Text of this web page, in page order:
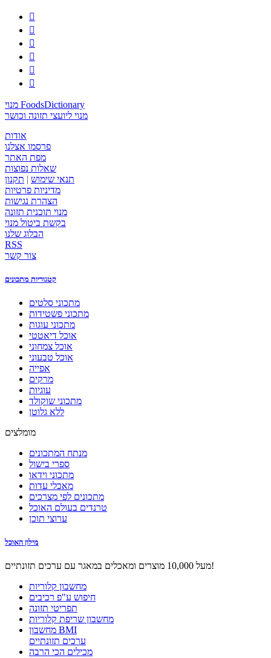






מנוי FoodsDictionary
מנוי ליועצי תזונה וכושר
אודות
פרסמו אצלנו
מפת האתר
שאלות נפוצות
תנאי שימוש | תקנון
מדיניות פרטיות
הצהרת נגישות
מנוי תוכנית תזונה
בקשת ביטול מנוי
הבלוג שלנו
RSS
צור קשר
קטגוריות מתכונים
מתכוני סלטים
מתכוני פשטידות
מתכוני עוגות
אוכל דיאטטי
אוכל צמחוני
אוכל טבעוני
אפייה
מרקים
עוגיות
מתכוני שוקולד
ללא גלוטן
מומלצים
מנתח המתכונים
ספרי בישול
מתכוני וידאו
מאכלי עדות
מתכונים לפי מצרכים
טרנדים בעולם האוכל
ערוצי תוכן
מילון האוכל
מעל 10,000 מוצרים ומאכלים במאגר עם ערכים תזונתיים!
מחשבון קלוריות
חיפוש ע"פ רכיבים
תפריטי תזונה
מחשבון שריפת קלוריות
מחשבון BMI
ערכים תזונתיים
מכילים הכי הרבה